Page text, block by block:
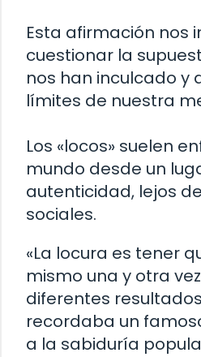
Esta afirmación nos
cuestionar la
nos han inculcado y
límites de nuestra
Los «locos» suelen
mundo desde un
autenticidad, lejos
sociales.
«La locura es tener
mismo una y otra
diferentes
recordaba un
a la sabiduría